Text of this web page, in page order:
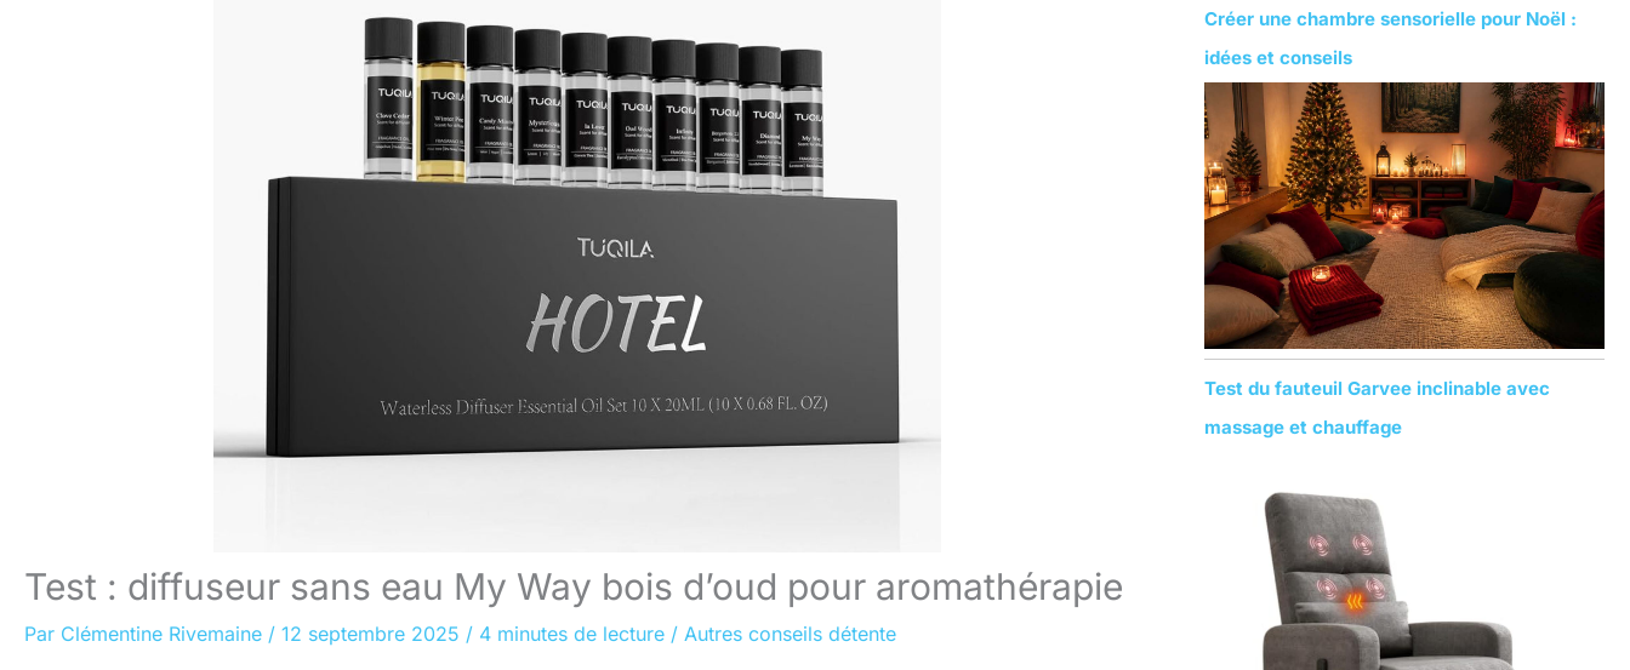
Test : diffuseur sans eau My Way bois d’oud pour aromathérapie
Par Clémentine Rivemaine / 12 septembre 2025 / 4 minutes de lecture / Autres conseils détente
e
r
c
h
e
r
:
Créer une chambre sensorielle pour Noël :
idées et conseils
Test du fauteuil Garvee inclinable avec
massage et chauffage